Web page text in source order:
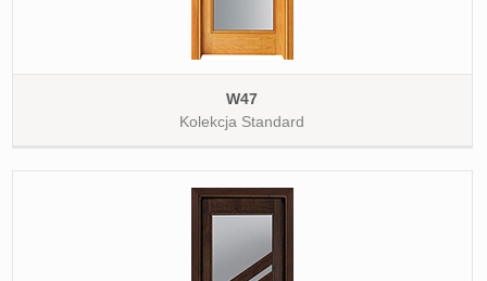
W47
Kolekcja Standard